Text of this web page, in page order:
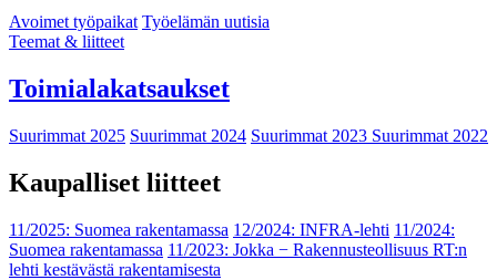
Avoimet työpaikat Työelämän uutisia
Teemat & liitteet
Toimialakatsaukset
Suurimmat 2025 Suurimmat 2024 Suurimmat 2023 Suurimmat 2022
Kaupalliset liitteet
11/2025: Suomea rakentamassa 12/2024: INFRA-lehti 11/2024:
Suomea rakentamassa 11/2023: Jokka − Rakennusteollisuus RT:n
lehti kestävästä rakentamisesta